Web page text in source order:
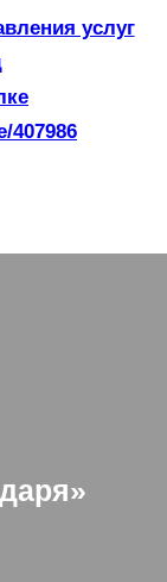
услуг
407986